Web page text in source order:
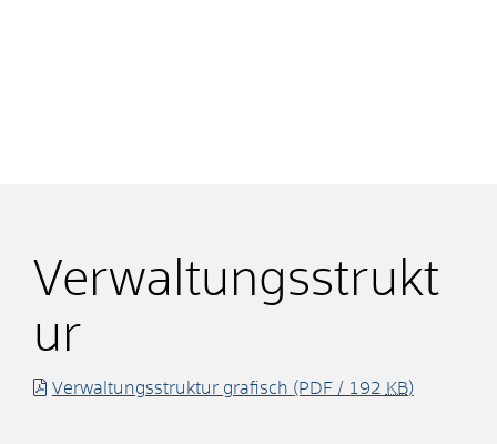
Verwaltungsstrukt
ur
Verwaltungsstruktur grafisch (PDF / 192 KB)